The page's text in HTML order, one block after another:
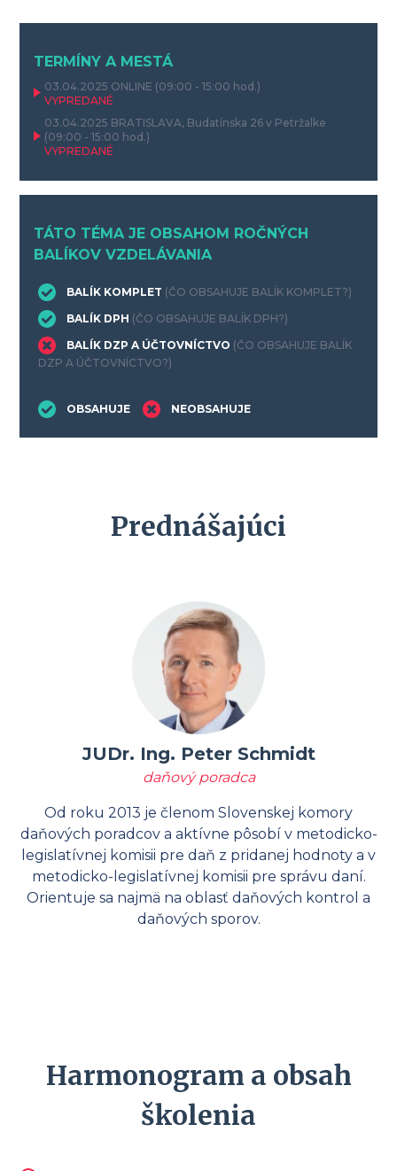
TERMÍNY A MESTÁ
03.04.2025 ONLINE (09:00 - 15:00 hod.)
VYPREDANÉ
03.04.2025 BRATISLAVA, Budatínska 26 v Petržalke
(09:00 - 15:00 hod.)
VYPREDANÉ
TÁTO TÉMA JE OBSAHOM ROČNÝCH
BALÍKOV VZDELÁVANIA
BALÍK KOMPLET (ČO OBSAHUJE BALÍK KOMPLET?)
BALÍK DPH (ČO OBSAHUJE BALÍK DPH?)
BALÍK DZP A ÚČTOVNÍCTVO (ČO OBSAHUJE BALÍK
DZP A ÚČTOVNÍCTVO?)
OBSAHUJE NEOBSAHUJE
Prednášajúci
JUDr. Ing. Peter Schmidt
daňový poradca
Od roku 2013 je členom Slovenskej komory
daňových poradcov a aktívne pôsobí v metodicko-
legislatívnej komisii pre daň z pridanej hodnoty a v
metodicko-legislatívnej komisii pre správu daní.
Orientuje sa najmä na oblasť daňových kontrol a
daňových sporov.
Harmonogram a obsah
školenia